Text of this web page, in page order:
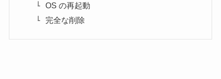
OS の再起動
完全な削除